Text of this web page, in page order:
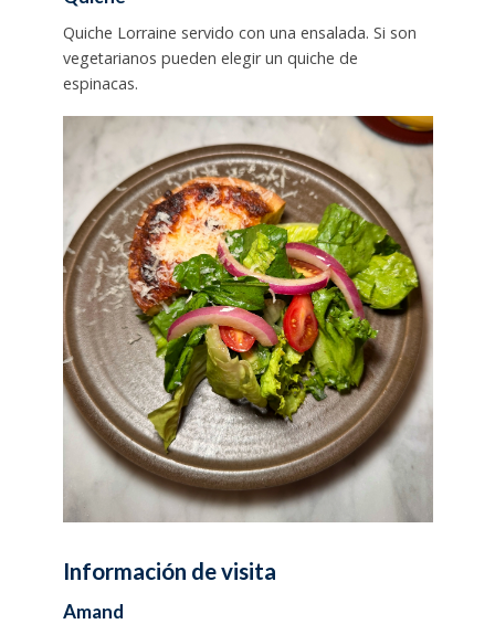
Quiche Lorraine servido con una ensalada. Si son
vegetarianos pueden elegir un quiche de
espinacas.
Información de visita
Amand